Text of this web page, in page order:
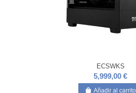
ECSWKS
5,999,00 €
Añadir al carrito